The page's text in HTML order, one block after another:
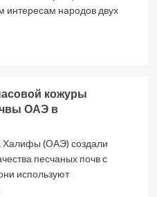
интересам народов двух
кожуры
ОАЭ в
Халифы (ОАЭ) создали
песчаных почв с
используют